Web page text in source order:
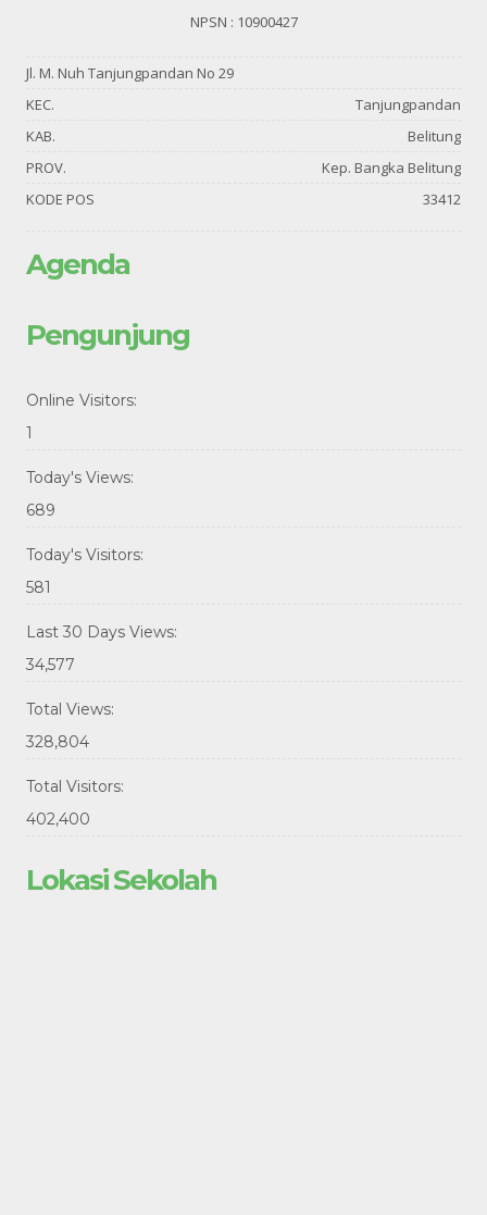
NPSN : 10900427
Jl. M. Nuh Tanjungpandan No 29
KEC.
Tanjungpandan
KAB.
Belitung
PROV.
Kep. Bangka Belitung
KODE POS
33412
Agenda
Pengunjung
Online Visitors:
1
Today's Views:
689
Today's Visitors:
581
Last 30 Days Views:
34,577
Total Views:
328,804
Total Visitors:
402,400
Lokasi Sekolah